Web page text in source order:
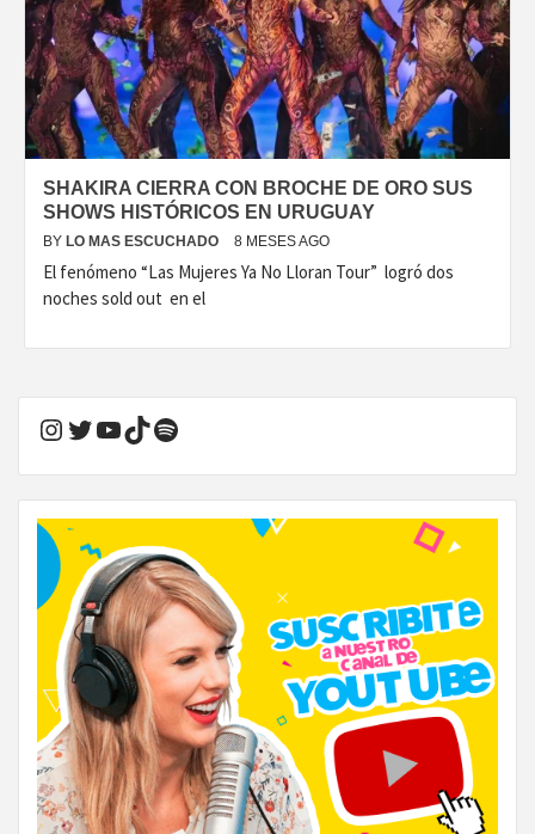
SHAKIRA CIERRA CON BROCHE DE ORO SUS
SHOWS HISTÓRICOS EN URUGUAY
BY LO MAS ESCUCHADO 8 MESES AGO
El fenómeno “Las Mujeres Ya No Lloran Tour” logró dos
noches sold out en el
Instagram
Twitter
YouTube
TikTokSpotify